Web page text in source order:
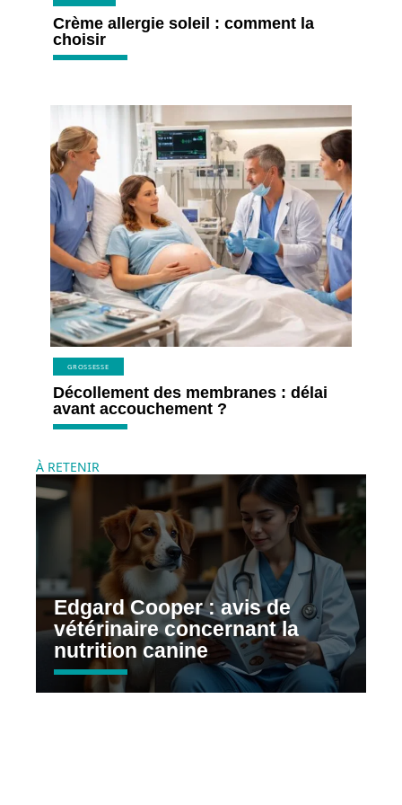
Crème allergie soleil : comment la
choisir
GROSSESSE
Décollement des membranes : délai
avant accouchement ?
À RETENIR
Edgard Cooper : avis de
vétérinaire concernant la
nutrition canine